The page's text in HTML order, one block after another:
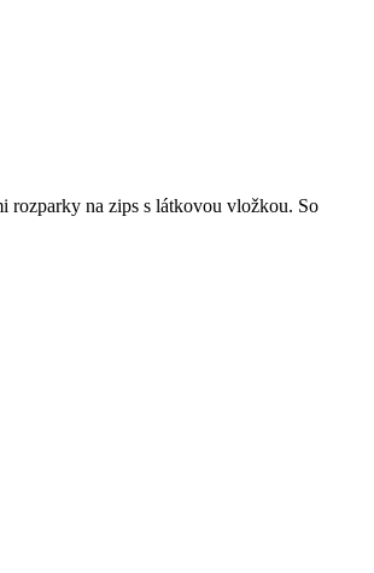
rozparky na zips s látkovou vložkou. So